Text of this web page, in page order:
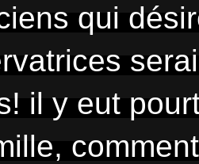
qui
il y eut